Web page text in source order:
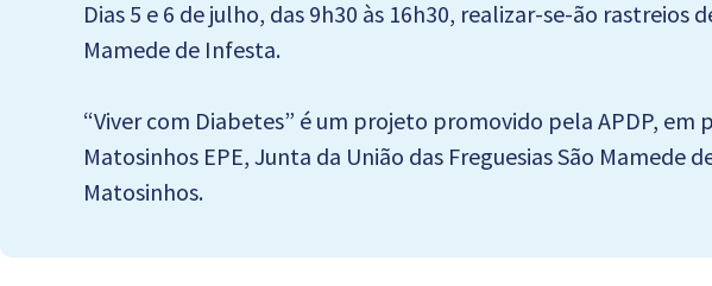
Dias 5 e 6 de julho, das 9h30 às 16h30, realizar-se-ão
Mamede de Infesta.
“Viver com Diabetes” é um projeto promovido pela APDP,
Matosinhos EPE, Junta da União das Freguesias São Mamede
Matosinhos.